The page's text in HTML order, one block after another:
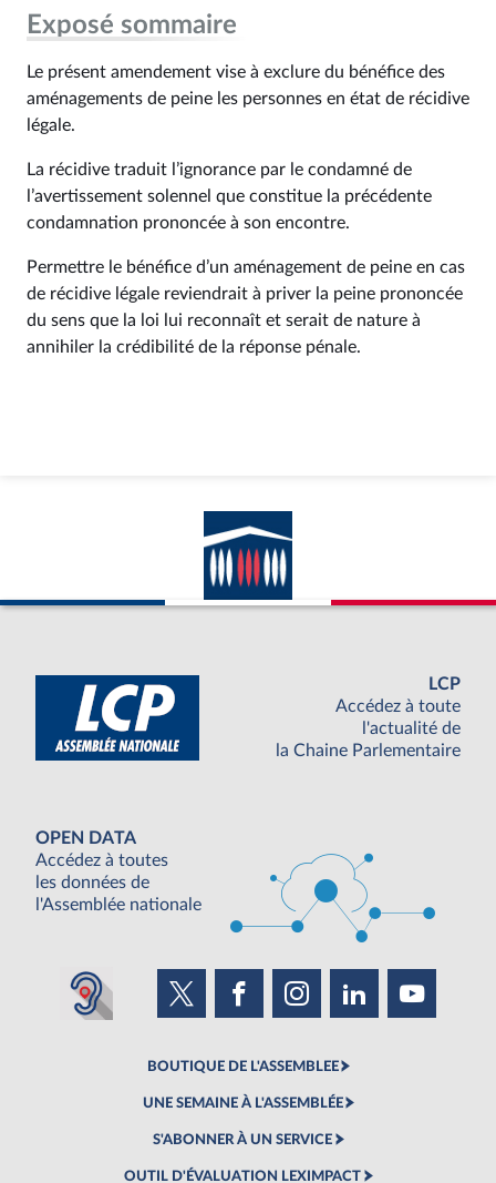
Exposé sommaire
Le présent amendement vise à exclure du bénéfice des
aménagements de peine les personnes en état de récidive
légale.
La récidive traduit l’ignorance par le condamné de
l’avertissement solennel que constitue la précédente
condamnation prononcée à son encontre.
Permettre le bénéfice d’un aménagement de peine en cas
de récidive légale reviendrait à priver la peine prononcée
du sens que la loi lui reconnaît et serait de nature à
annihiler la crédibilité de la réponse pénale.
LCP
Accédez à toute
l'actualité de
la Chaine Parlementaire
OPEN DATA
Accédez à toutes
les données de
l'Assemblée nationale
BOUTIQUE DE L'ASSEMBLEE
UNE SEMAINE À L'ASSEMBLÉE
S'ABONNER À UN SERVICE
OUTIL D'ÉVALUATION LEXIMPACT